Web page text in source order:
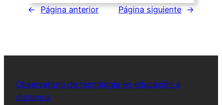
← Página anterior Página siguiente →
Observatorio de tecnología en educación a
distancia